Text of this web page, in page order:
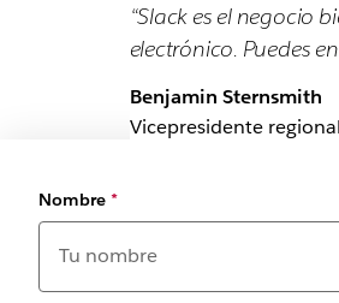
“Slack es el negocio
electrónico. Puedes
Benjamin Sternsmith
Vicepresidente
Nombre *